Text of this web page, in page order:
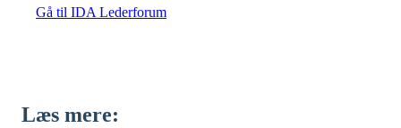
Gå til IDA Lederforum
Læs mere: